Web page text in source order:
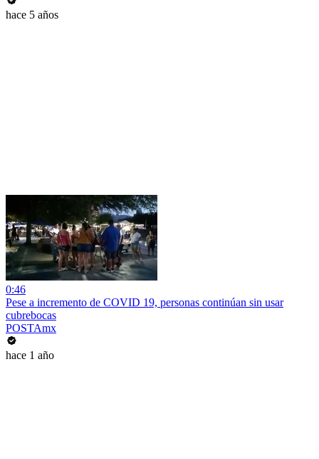
hace 5 años
0:46
Pese a incremento de COVID 19, personas continúan sin usar
cubrebocas
POSTAmx
hace 1 año